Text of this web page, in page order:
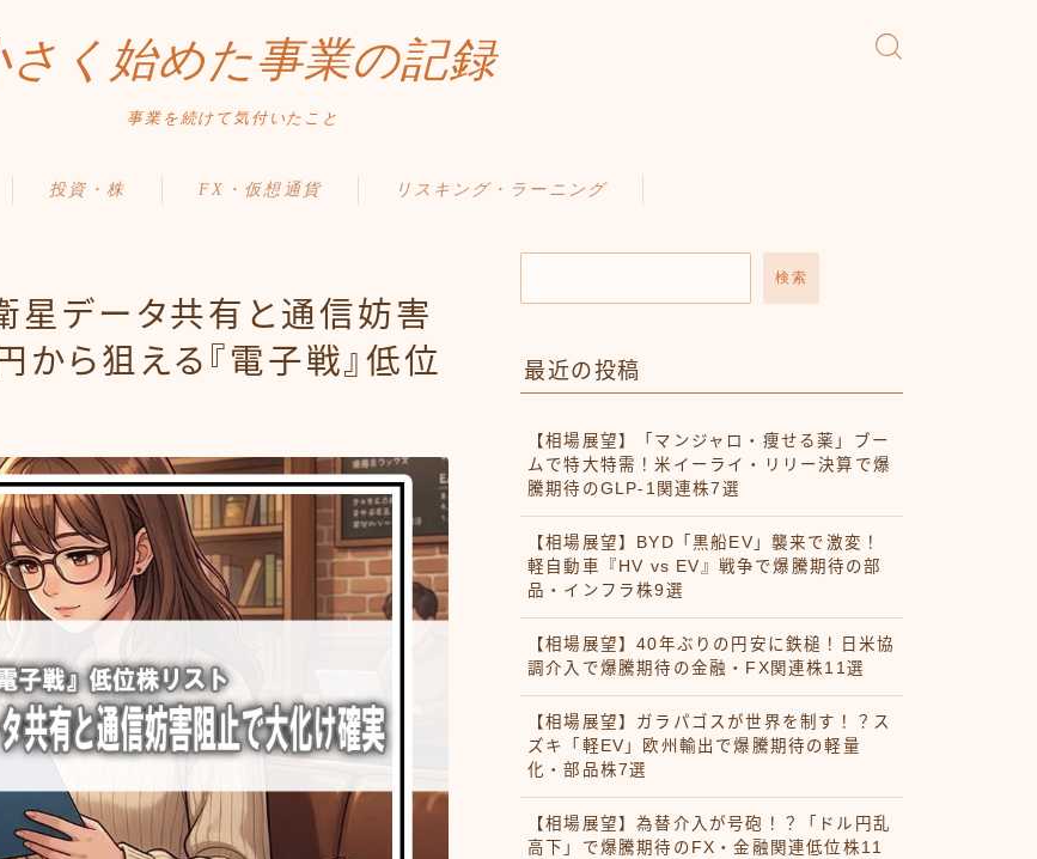
さく始めた事業の記録
事業を続けて気付いたこと
投資・株 FX・仮想通貨 リスキング・ラーニング
星データ共有と通信妨害
から狙える『電子戦』低位
検索
最近の投稿
【相場展望】「マンジャロ・痩せる薬」ブー
ムで特大特需！米イーライ・リリー決算で爆
騰期待のGLP-1関連株7選
【相場展望】BYD「黒船EV」襲来で激変！
軽自動車『HV vs EV』戦争で爆騰期待の部
品・インフラ株9選
【相場展望】40年ぶりの円安に鉄槌！日米協
調介入で爆騰期待の金融・FX関連株11選
【相場展望】ガラパゴスが世界を制す！？ス
ズキ「軽EV」欧州輸出で爆騰期待の軽量
化・部品株7選
【相場展望】為替介入が号砲！？「ドル円乱
高下」で爆騰期待のFX・金融関連低位株11